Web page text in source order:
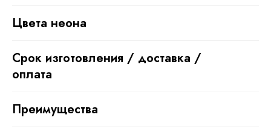
Цвета неона
Срок изготовления / доставка /
оплата
Преимущества